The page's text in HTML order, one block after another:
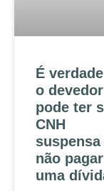
É
o devedor
pode ter
CNH
suspensa
não pagar
uma